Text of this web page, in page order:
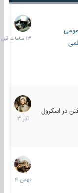
13
ساعات
قبل
در اسکرول
7
آذر
1403
30
بهمن
1404